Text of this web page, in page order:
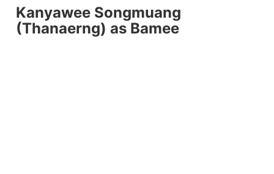
Kanyawee Songmuang
(Thanaerng) as Bamee